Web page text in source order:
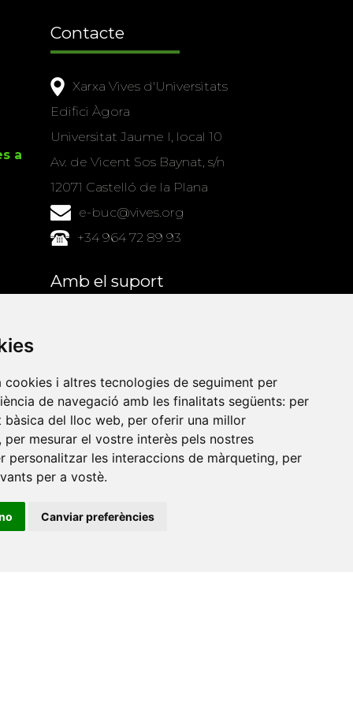
i altres tecnologies de seguiment per
de navegació amb les finalitats següents: per
del lloc web, per oferir una millor
, per mesurar el vostre interès pels nostres
personalitzar les interaccions de màrqueting, per
per a vostè.
Canviar preferències
a
Contacte
Xarxa Vives d'Universitats
Edifici Àgora
Universitat Jaume I, local 10
Av. de Vicent Sos Baynat, s/n
12071 Castelló de la Plana
e-buc@vives.org
+34 964 72 89 93
Amb el suport
de